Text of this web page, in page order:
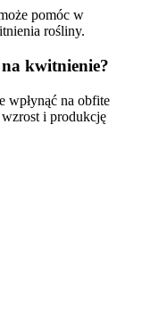
pomóc w
rośliny.
kwitnienie?
wpłynąć na obfite
i produkcję